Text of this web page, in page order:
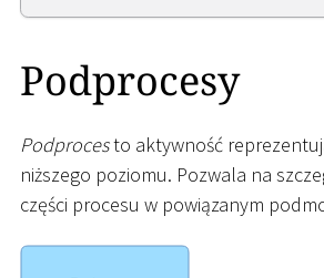
Podprocesy
Podprocesto aktywność
niższego poziomu. Pozwala na
części procesu w powiązanym